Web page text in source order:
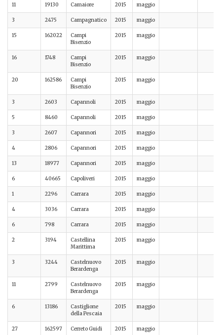
11 19130 Camaiore 2015 maggio
3 2475 Campagnatico 2015 maggio
15 162022
Campi
Bisenzio
2015 maggio
16 1748
Campi
Bisenzio
2015 maggio
20 162586
Campi
Bisenzio
2015 maggio
3 2603 Capannoli 2015 maggio
5 8460 Capannoli 2015 maggio
3 2607 Capannori 2015 maggio
4 2806 Capannori 2015 maggio
13 18977 Capannori 2015 maggio
6 40665 Capoliveri 2015 maggio
1 2296 Carrara 2015 maggio
4 3036 Carrara 2015 maggio
6 798 Carrara 2015 maggio
2 3194
Castellina
Marittima
2015 maggio
3 3244
Castelnuovo
Berardenga
2015 maggio
11 2799
Castelnuovo
Berardenga
2015 maggio
6 13186
Castiglione
della Pescaia
2015 maggio
27 162597 Cerreto Guidi 2015 maggio